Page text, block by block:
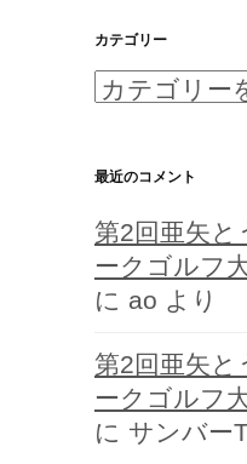
カテゴリー
カ
ゴ
ー
最近のコメント
第2回亜矢
ークゴルフ
に ao より
第2回亜矢
ークゴルフ
に サンバー